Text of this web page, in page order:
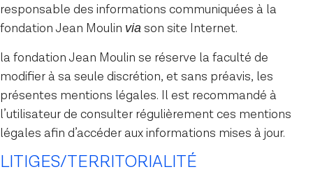
responsable des informations communiquées à la
fondation Jean Moulin via son site Internet.
la fondation Jean Moulin se réserve la faculté de
modifier à sa seule discrétion, et sans préavis, les
présentes mentions légales. Il est recommandé à
l’utilisateur de consulter régulièrement ces mentions
légales afin d’accéder aux informations mises à jour.
LITIGES/TERRITORIALITÉ